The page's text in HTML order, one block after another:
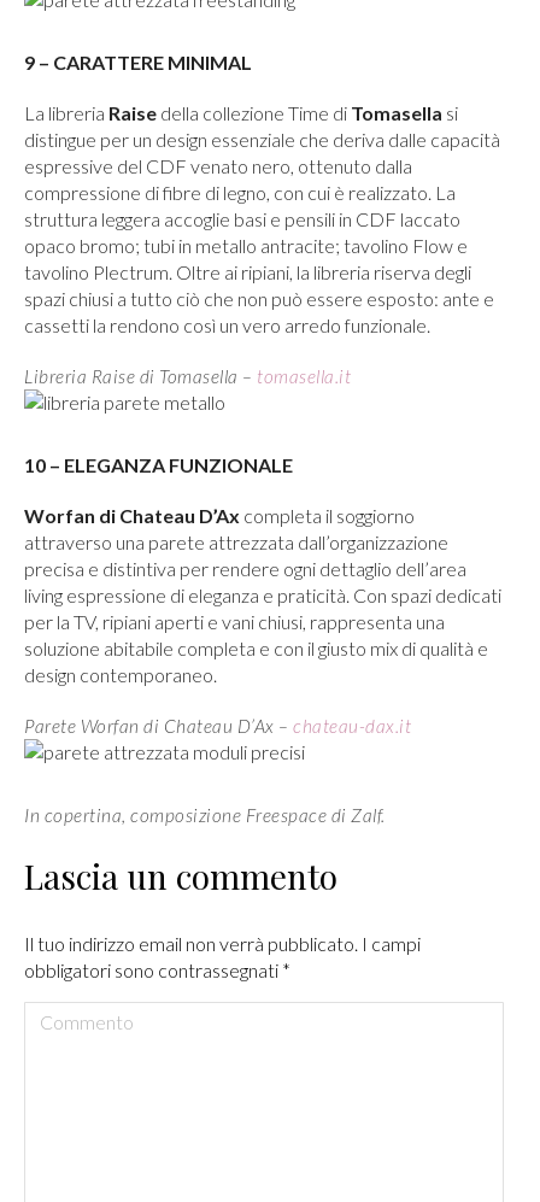
9 – CARATTERE MINIMAL
La libreria Raise della collezione Time di Tomasella si
distingue per un design essenziale che deriva dalle capacità
espressive del CDF venato nero, ottenuto dalla
compressione di fibre di legno, con cui è realizzato. La
struttura leggera accoglie basi e pensili in CDF laccato
opaco bromo; tubi in metallo antracite; tavolino Flow e
tavolino Plectrum. Oltre ai ripiani, la libreria riserva degli
spazi chiusi a tutto ciò che non può essere esposto: ante e
cassetti la rendono così un vero arredo funzionale.
Libreria Raise di Tomasella – tomasella.it
10 – ELEGANZA FUNZIONALE
Worfan di Chateau D’Ax completa il soggiorno
attraverso una parete attrezzata dall’organizzazione
precisa e distintiva per rendere ogni dettaglio dell’area
living espressione di eleganza e praticità. Con spazi dedicati
per la TV, ripiani aperti e vani chiusi, rappresenta una
soluzione abitabile completa e con il giusto mix di qualità e
design contemporaneo.
Parete Worfan di Chateau D’Ax – chateau-dax.it
In copertina, composizione Freespace di Zalf.
Lascia un commento
Il tuo indirizzo email non verrà pubblicato. I campi
obbligatori sono contrassegnati *
Commento